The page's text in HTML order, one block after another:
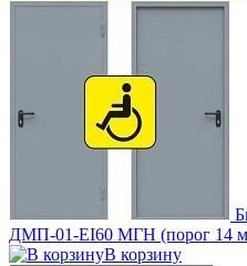
ДМП-01-EI60 МГН (порог 14
В корзину